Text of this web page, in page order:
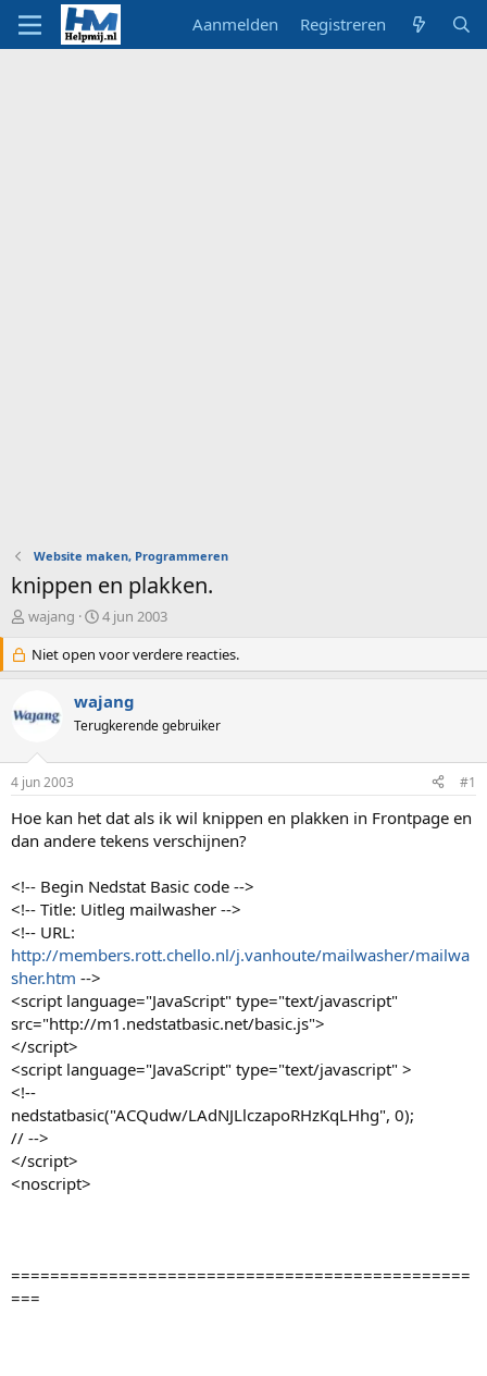
Aanmelden Registreren
Website maken, Programmeren
knippen en plakken.
O
d
e
w
s
t
a
r
e
r
wajang
S
a
r
t
d
a
m
4 jun 2003
Niet open voor verdere reacties.
wajang
Terugkerende gebruiker
4 jun 2003 #1
Hoe kan het dat als ik wil knippen en plakken in Frontpage en
dan andere tekens verschijnen?
<!-- Begin Nedstat Basic code -->
<!-- Title: Uitleg mailwasher -->
<!-- URL:
http://members.rott.chello.nl/j.vanhoute/mailwasher/mailwa
sher.htm -->
<script language="JavaScript" type="text/javascript"
src="http://m1.nedstatbasic.net/basic.js">
</script>
<script language="JavaScript" type="text/javascript" >
<!--
nedstatbasic("ACQudw/LAdNJLlczapoRHzKqLHhg", 0);
// -->
</script>
<noscript>
===============================================
===